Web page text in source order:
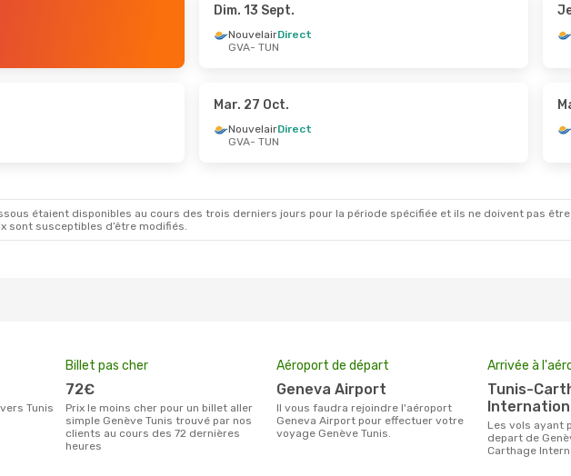
- Sam. 17 Oct.
TUN
- Mar. 1
TUN
- GVA
Dim. 13 Sept.
NouvelairDirect
GVA- TUN
Mar. 27 Oct.
NouvelairDirect
GVA- TUN
étaient disponibles au cours des trois derniers jours pour la période spécifiée et ils ne doivent pas
sont susceptibles d’être modifiés.
Billet pas cher
72€
Prix le moins cher pour un billet aller
simple Genève Tunis trouvé par nos
clients au cours des 72 dernières
heures
Aéroport de départ
Geneva Airport
Il vous faudra rejoindre l'aéroport
Geneva Airport pour effectuer votre
voyage Genève Tunis.
Arrivée à
Tunis-Carthage
Les vols ayant pour destination Tunis au
depart de
Carthage